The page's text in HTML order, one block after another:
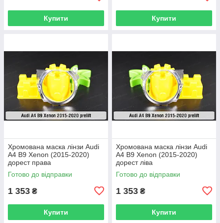
Купити Купити
Хромована маска лінзи Audi
A4 B9 Xenon (2015-2020)
дорест права
Готово до відправки
1 353 ₴
Купити
Хромована маска лінзи Audi
A4 B9 Xenon (2015-2020)
дорест ліва
Готово до відправки
1 353 ₴
Купити